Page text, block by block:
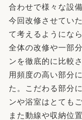
合わせで様々な設
今回改修させてい
て考えるようにな
全体の改修や一部
ンを徹底的に比較
用頻度の高い部分
た。こだわる部分
ンや浴室はとても
また動線や収納位